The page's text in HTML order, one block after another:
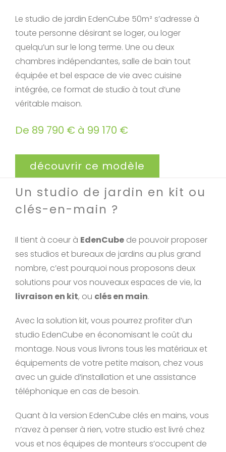
Le studio de jardin EdenCube 50m² s’adresse à
toute personne désirant se loger, ou loger
quelqu’un sur le long terme. Une ou deux
chambres indépendantes, salle de bain tout
équipée et bel espace de vie avec cuisine
intégrée, ce format de studio à tout d’une
véritable maison.
De 89 790 € à 99 170 €
découvrir ce modèle
Un studio de jardin en kit ou
clés-en-main ?
Il tient à coeur à EdenCubede pouvoir proposer
ses studios et bureaux de jardins au plus grand
nombre, c’est pourquoi nous proposons deux
solutions pour vos nouveaux espaces de vie, la
livraison en kit, ou clés en main.
Avec la solution kit, vous pourrez profiter d’un
studio EdenCube en économisant le coût du
montage. Nous vous livrons tous les matériaux et
équipements de votre petite maison, chez vous
avec un guide d’installation et une assistance
téléphonique en cas de besoin.
Quant à la version EdenCube clés en mains, vous
n’avez à penser à rien, votre studio est livré chez
vous et nos équipes de monteurs s’occupent de